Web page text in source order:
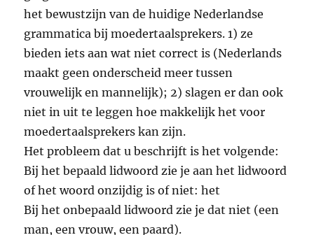
het bewustzijn van de huidige Nederlandse
grammatica bij moedertaalsprekers. 1) ze
bieden iets aan wat niet correct is (Nederlands
maakt geen onderscheid meer tussen
vrouwelijk en mannelijk); 2) slagen er dan ook
niet in uit te leggen hoe makkelijk het voor
moedertaalsprekers kan zijn.
Het probleem dat u beschrijft is het volgende:
Bij het bepaald lidwoord zie je aan het lidwoord
of het woord onzijdig is of niet: het
Bij het onbepaald lidwoord zie je dat niet (een
man, een vrouw, een paard).